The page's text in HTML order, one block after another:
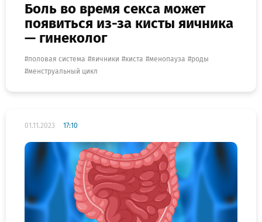
Боль во время секса может
появиться из-за кисты яичника
— гинеколог
половая система яичники киста менопауза
роды
менструальный цикл
01.11.2023 17:10